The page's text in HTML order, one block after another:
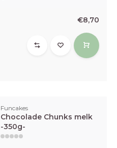
€8,70
Funcakes
Chocolade Chunks melk
-350g-